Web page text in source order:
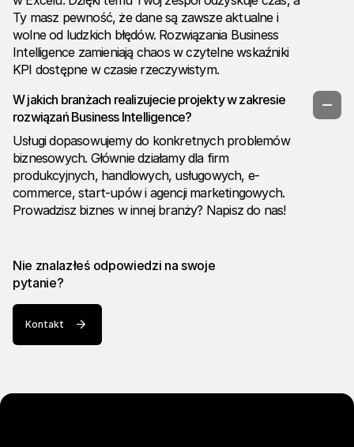
Nie znalazłeś odpowiedzi na swoje
pytanie?
Kontakt
Ty masz pewność, że dane są zawsze aktualne i
wolne od ludzkich błędów. Rozwiązania Business
Intelligence zamieniają chaos w czytelne wskaźniki
KPI dostępne w czasie rzeczywistym.
W jakich branżach realizujecie projekty w zakresie
rozwiązań Business Intelligence?
Usługi dopasowujemy do konkretnych problemów
biznesowych. Głównie działamy dla firm
produkcyjnych, handlowych, usługowych, e-
commerce, start-upów i agencji marketingowych.
Prowadzisz biznes w innej branży? Napisz do nas!